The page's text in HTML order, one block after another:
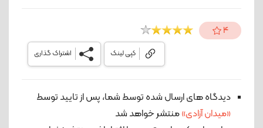
4
اشتراک گذاری کپی لینک
دیدگاه های ارسال شده توسط شما، پس از تایید توسط
«میدان آزادی»منتشر خواهد شد